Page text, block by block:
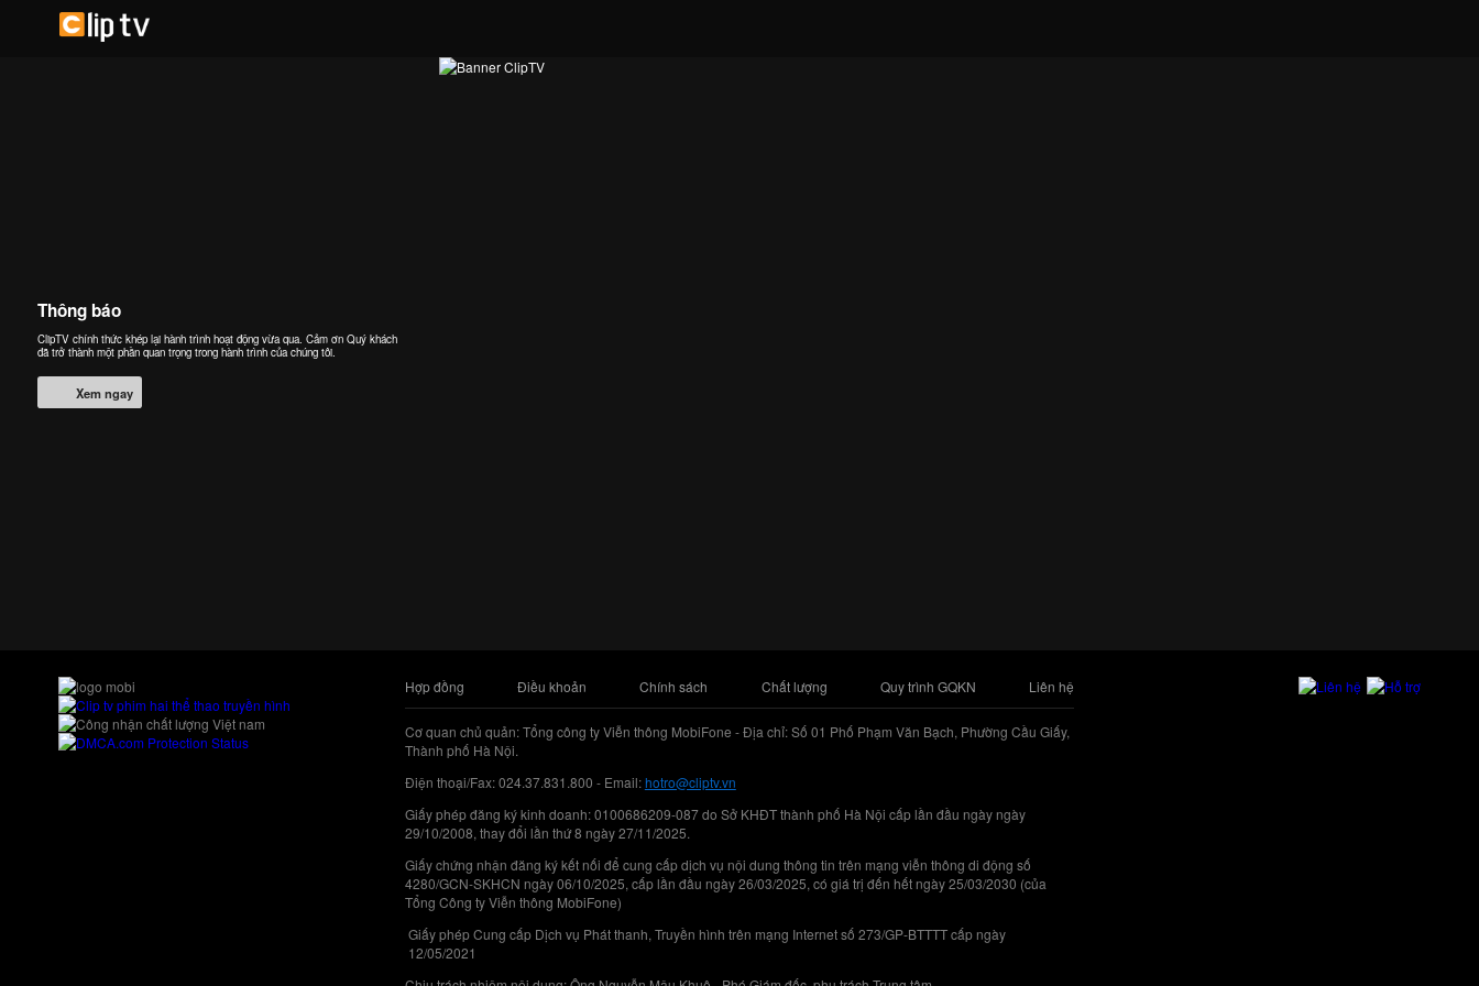
Thông báo
ClipTV chính thức khép lại hành trình hoạt động vừa qua. Cảm ơn Quý khách
đã trở thành một phần quan trọng trong hành trình của chúng tôi.
Xem ngay
Hợp đồng Điều khoản Chính sách Chất lượng Quy trình GQKN Liên hệ
Cơ quan chủ quản: Tổng công ty Viễn thông MobiFone - Địa chỉ: Số 01 Phố Phạm Văn Bạch, Phường Cầu Giấy,
Thành phố Hà Nội.
Điện thoại/Fax: 024.37.831.800 - Email:hotro@cliptv.vn
Giấy phép đăng ký kinh doanh: 0100686209-087 do Sở KHĐT thành phố Hà Nội cấp lần đầu ngày ngày
29/10/2008, thay đổi lần thứ 8 ngày 27/11/2025.
Giấy chứng nhận đăng ký kết nối để cung cấp dịch vụ nội dung thông tin trên mạng viễn thông di động số
4280/GCN-SKHCN ngày 06/10/2025, cấp lần đầu ngày 26/03/2025, có giá trị đến hết ngày 25/03/2030 (của
Tổng Công ty Viễn thông MobiFone)
Giấy phép Cung cấp Dịch vụ Phát thanh, Truyền hình trên mạng Internet số 273/GP-BTTTT cấp ngày
12/05/2021